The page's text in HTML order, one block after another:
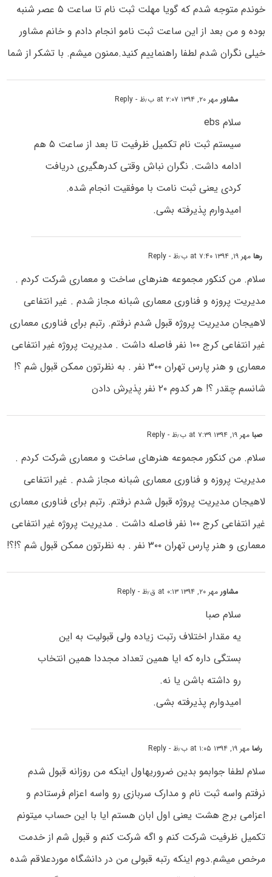
خوندم متوجه شدم که گویا مهلت ثبت نام تا ساعت ۵ عصر شنبه
بوده و من بعد از این ساعت ثبت نامو انجام دادم و خانم مشاور
خیلی نگران شدم لطفا راهنماییم کنید.ممنون میشم. با تشکر از شما
مشاور مهر ۲۰, ۱۳۹۴ at ۲:۰۷ ب٫ظ - Reply
سلام ebs
سیستم ثبت نام تکمیل ظرفیت تا بعد از ساعت ۵ هم
ادامه داشت. نگران نباش وقتی کدرهگیری دریافت
کردی یعنی ثبت نامت با موفقیت انجام شده.
امیدوارم پذیرفته بشی.
رهامهر ۱۹, ۱۳۹۴ at ۷:۴۰ ب٫ظ - Reply
سلام. من کنکور مجموعه هنرهای ساخت و معماری شرکت کردم .
مدیریت پروزه و فناوری معماری شبانه مجاز شدم . غیر انتفاعی
لاهیجان مدیریت پروژه قبول شدم نرفتم. رتبم برای فناوری معماری
غیر انتفاعی کرج ۱۰۰ نفر فاصله داشت . مدیریت پروژه غیر انتفاعی
معماری و هنر پارس تهران ۳۰۰ نفر . به نظرتون ممکن قبول شم ؟!
شانسم چقدر ؟! هر کدوم ۲۰ نفر پذیرش دادن
صبامهر ۱۹, ۱۳۹۴ at ۷:۳۹ ب٫ظ - Reply
سلام. من کنکور مجموعه هنرهای ساخت و معماری شرکت کردم .
مدیریت پروزه و فناوری معماری شبانه مجاز شدم . غیر انتفاعی
لاهیجان مدیریت پروژه قبول شدم نرفتم. رتبم برای فناوری معماری
غیر انتفاعی کرج ۱۰۰ نفر فاصله داشت . مدیریت پروژه غیر انتفاعی
معماری و هنر پارس تهران ۳۰۰ نفر . به نظرتون ممکن قبول شم ؟!؟!
مشاور مهر ۲۰, ۱۳۹۴ at ۰:۱۳ ق٫ظ - Reply
سلام صبا
یه مقدار اختلاف رتبت زیاده ولی قبولیت به این
بستگی داره که ایا همین تعداد مجددا همین انتخاب
رو داشته باشن یا نه.
امیدوارم پذیرفته بشی.
رضامهر ۱۹, ۱۳۹۴ at ۱:۰۵ ب٫ظ - Reply
سلام لطفا جوابمو بدین ضروریهاول اینکه من روزانه قبول شدم
نرفتم واسه ثبت نام و مدارک سربازی رو واسه اعزام فرستادم و
اعزامی برج هشت یعنی اول ابان هستم ایا با این حساب میتونم
تکمیل ظرفیت شرکت کنم و اگه شرکت کنم و قبول شم از خدمت
مرخص میشم.دوم اینکه رتبه قبولی من در دانشگاه موردعلاقم شده